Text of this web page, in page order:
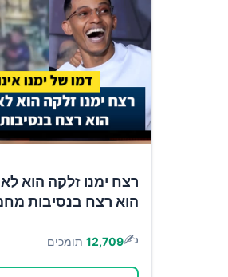
רצח ימנו זלקה הוא
הוא רצח בנסיבות
✍️
12,709 תומכים